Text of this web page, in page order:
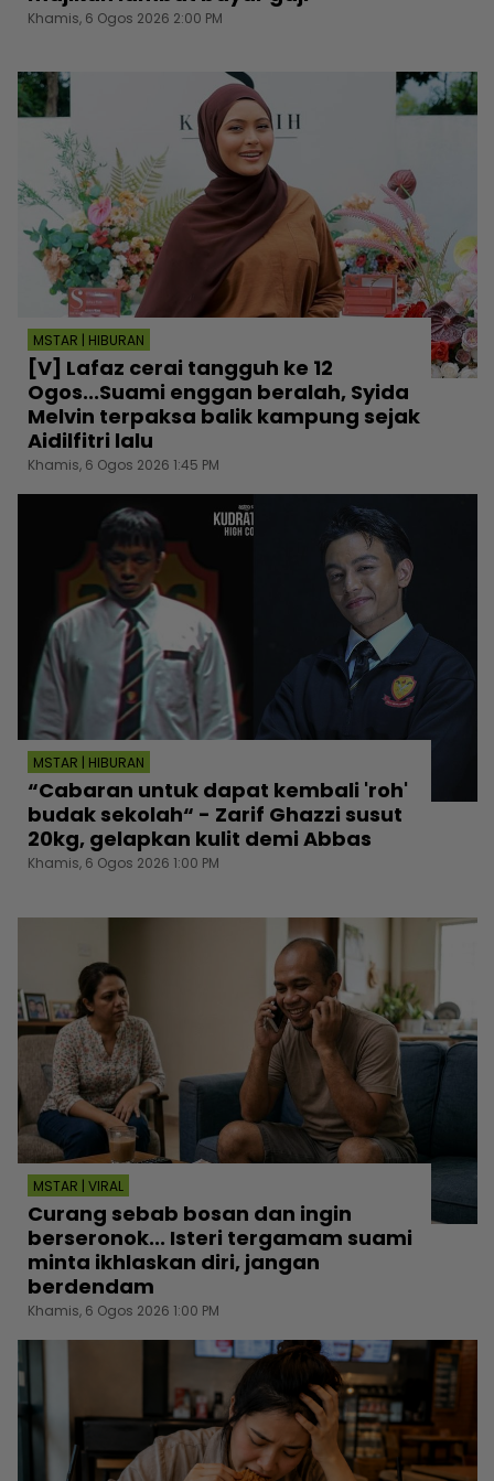
Khamis, 6 Ogos 2026 2:00 PM
MSTAR | HIBURAN
[V] Lafaz cerai tangguh ke 12
Ogos...Suami enggan beralah, Syida
Melvin terpaksa balik kampung sejak
Aidilfitri lalu
Khamis, 6 Ogos 2026 1:45 PM
MSTAR | HIBURAN
“Cabaran untuk dapat kembali 'roh'
budak sekolah“ - Zarif Ghazzi susut
20kg, gelapkan kulit demi Abbas
Khamis, 6 Ogos 2026 1:00 PM
MSTAR | VIRAL
Curang sebab bosan dan ingin
berseronok... Isteri tergamam suami
minta ikhlaskan diri, jangan
berdendam
Khamis, 6 Ogos 2026 1:00 PM